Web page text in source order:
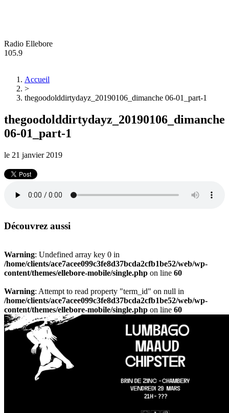
Radio Ellebore
105.9
Accueil
>
thegoodolddirtydayz_20190106_dimanche 06-01_part-1
thegoodolddirtydayz_20190106_dimanche
06-01_part-1
le 21 janvier 2019
Découvrez aussi
Warning: Undefined array key 0 in
/home/clients/ace7acee099c3fe8d37bcda2cfb1be52/web/wp-
content/themes/ellebore-mobile/single.php on line 60
Warning: Attempt to read property "term_id" on null in
/home/clients/ace7acee099c3fe8d37bcda2cfb1be52/web/wp-
content/themes/ellebore-mobile/single.php on line 60